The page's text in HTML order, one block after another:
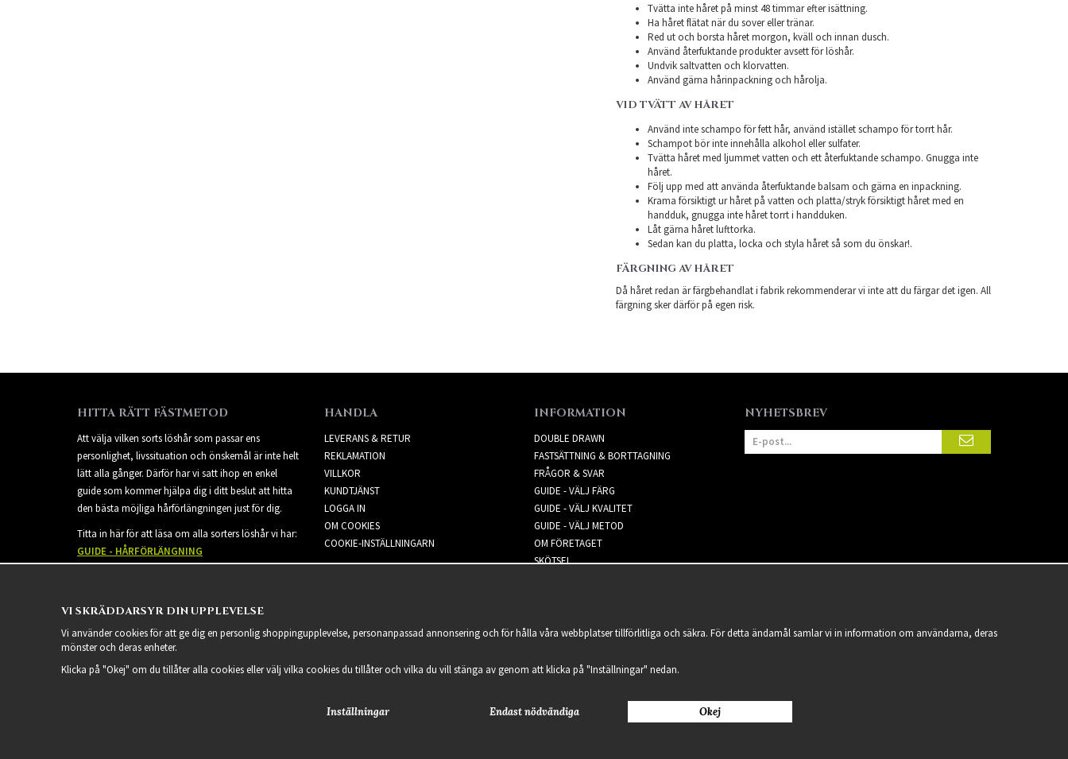
Tvätta inte håret på minst 48 timmar efter isättning.
Ha håret flätat när du sover eller tränar.
Red ut och borsta håret morgon, kväll och innan dusch.
Använd återfuktande produkter avsett för löshår.
Undvik saltvatten och klorvatten.
Använd gärna hårinpackning och hårolja.
VID TVÄTT AV HÅRET
Använd inte schampo för fett hår, använd istället schampo för torrt hår.
Schampot bör inte innehålla alkohol eller sulfater.
Tvätta håret med ljummet vatten och ett återfuktande schampo. Gnugga inte
håret.
Följ upp med att använda återfuktande balsam och gärna en inpackning.
Krama försiktigt ur håret på vatten och platta/stryk försiktigt håret med en
handduk, gnugga inte håret torrt i handduken.
Låt gärna håret lufttorka.
Sedan kan du platta, locka och styla håret så som du önskar!.
FÄRGNING AV HÅRET
Då håret redan är färgbehandlat i fabrik rekommenderar vi inte att du färgar det igen. All
färgning sker därför på egen risk.
HITTA RÄTT FÄSTMETOD
Att välja vilken sorts löshår som passar ens
personlighet, livssituation och önskemål är inte helt
lätt alla gånger. Därför har vi satt ihop en enkel
guide som kommer hjälpa dig i ditt beslut att hitta
den bästa möjliga hårförlängningen just för dig.
Titta in här för att läsa om alla sorters löshår vi har:
GUIDE - HÅRFÖRLÄNGNING
HANDLA
LEVERANS & RETUR
REKLAMATION
VILLKOR
KUNDTJÄNST
LOGGA IN
OM COOKIES
COOKIE-INSTÄLLNINGARN
INFORMATION
DOUBLE DRAWN
FASTSÄTTNING & BORTTAGNING
FRÅGOR & SVAR
GUIDE - VÄLJ FÄRG
GUIDE - VÄLJ KVALITET
GUIDE - VÄLJ METOD
OM FÖRETAGET
SKÖTSEL
NYHETSBREV
2021 Delightful Hair
VI SKRÄDDARSYR DIN UPPLEVELSE
Vi använder cookies för att ge dig en personlig shoppingupplevelse, personanpassad annonsering och för hålla våra webbplatser tillförlitliga och säkra. För detta ändamål samlar vi in information om användarna, deras
mönster och deras enheter.
Klicka på "Okej" om du tillåter alla cookies eller välj vilka cookies du tillåter och vilka du vill stänga av genom att klicka på "Inställningar" nedan.
Inställningar Endast nödvändiga Okej